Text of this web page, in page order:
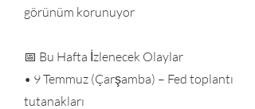
görünüm korunuyor
📅 Bu Hafta İzlenecek Olaylar
• 9 Temmuz (Çarşamba) – Fed toplantı
tutanakları